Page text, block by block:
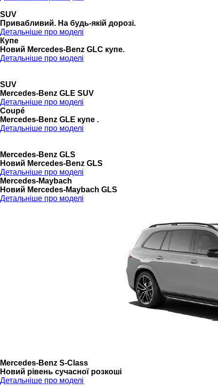
SUV
Привабливий. На будь-якій дорозі.
Детальніше про моделі
Купе
Новий Mercedes-Benz GLС купе.
Детальніше про моделі
SUV
Mercedes-Benz GLE SUV
Детальніше про моделі
Coupé
Mercedes-Benz GLE купе .
Детальніше про моделі
Mercedes-Benz GLS
Новий Mercedes-Benz GLS
Детальніше про моделі
Mercedes-Maybach
Новий Mercedes-Maybach GLS
Детальніше про моделі
Mercedes-Benz S-Class
Новий рівень сучасної розкоші
Детальніше про моделі